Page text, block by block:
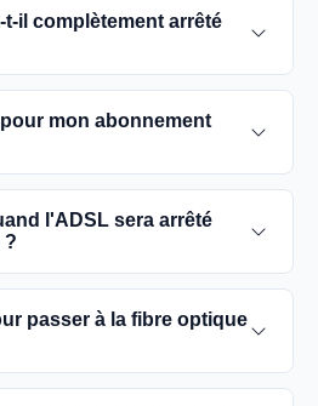
il complètement arrêté
du réseau ADSL est prévue
utilisateurs sont
et fiables.
mon abonnement
à utiliser votre
la date de fermeture du
la fibre optique dès que
qualité de service.
l'ADSL sera arrêté
?
fermeture de l'ADSL varient
Vous pouvez trouver ces
passer à la fibre optique